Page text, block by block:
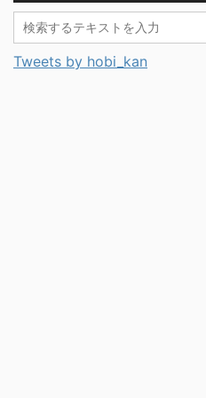
Tweets by hobi_kan